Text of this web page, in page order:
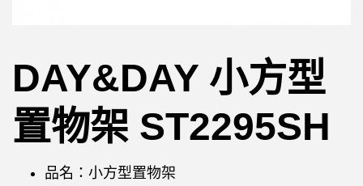
DAY&DAY 小方型
置物架 ST2295SH
品名：小方型置物架